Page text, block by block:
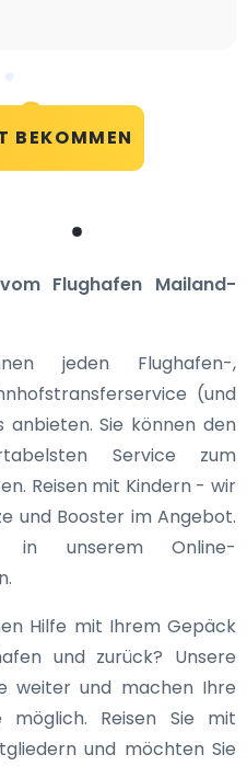
BEKOMMEN
Flughafen Mailand-
jeden Flughafen-,
(und
Sie können den
Service zum
Reisen mit Kindern - wir
und Booster im Angebot.
unserem Online-
Hilfe mit Ihrem Gepäck
und zurück? Unsere
weiter und machen Ihre
Reisen Sie mit
und möchten Sie